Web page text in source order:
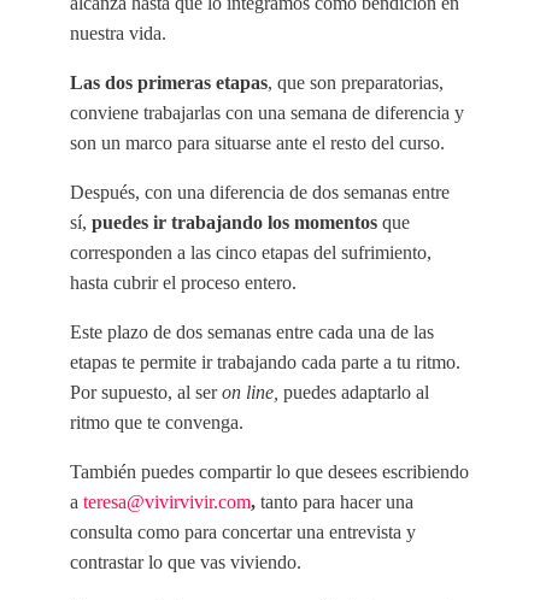
nuestra vida.
Las dos primeras etapas, que son preparatorias,
conviene trabajarlas con una semana de diferencia y
son un marco para situarse ante el resto del curso.
Después, con una diferencia de dos semanas entre
sí, puedes ir trabajando los momentos que
corresponden a las cinco etapas del sufrimiento,
hasta cubrir el proceso entero.
Este plazo de dos semanas entre cada una de las
etapas te permite ir trabajando cada parte a tu ritmo.
Por supuesto, al seron line, puedes adaptarlo al
ritmo que te convenga.
También puedes compartir lo que desees escribiendo
a teresa@vivirvivir.com, tanto para hacer una
consulta como para concertar una entrevista y
contrastar lo que vas viviendo.